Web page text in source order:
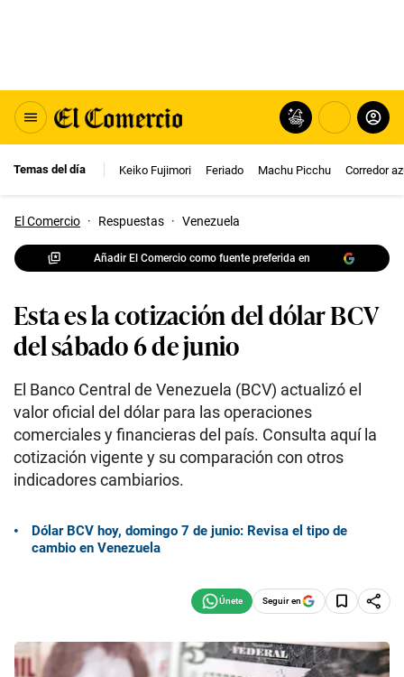
Temas del día Keiko Fujimori Feriado Machu Picchu Corredor
El Comercio · Respuestas · Venezuela
Añadir El Comercio como fuente preferida en
Esta es la cotización del dólar BCV
del sábado 6 de junio
El Banco Central de Venezuela (BCV) actualizó el
valor oficial del dólar para las operaciones
comerciales y financieras del país. Consulta aquí la
cotización vigente y su comparación con otros
indicadores cambiarios.
Dólar BCV hoy, domingo 7 de junio: Revisa el tipo de
cambio en Venezuela
Seguir en